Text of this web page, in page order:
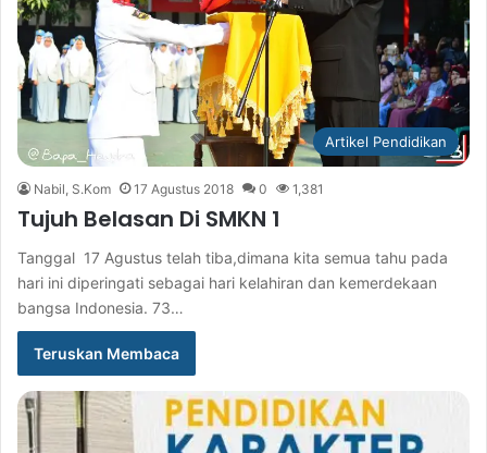
Artikel Pendidikan
Nabil, S.Kom 17 Agustus 2018 0 1,381
Tujuh Belasan Di SMKN 1
Tanggal 17 Agustus telah tiba,dimana kita semua tahu pada
hari ini diperingati sebagai hari kelahiran dan kemerdekaan
bangsa Indonesia. 73…
Teruskan Membaca